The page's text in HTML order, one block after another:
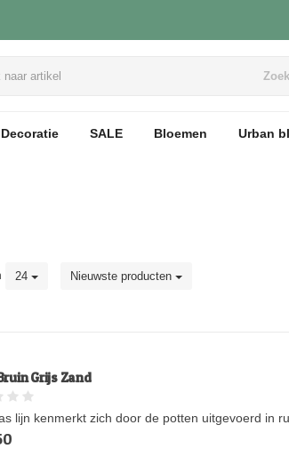
Decoratie SALE Bloemen Urban
24 Nieuwste producten
Grijs Zand
lijn kenmerkt zich door de potten uitgevoerd in